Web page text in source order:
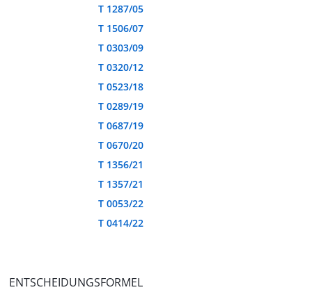
T 1287/05
T 1506/07
T 0303/09
T 0320/12
T 0523/18
T 0289/19
T 0687/19
T 0670/20
T 1356/21
T 1357/21
T 0053/22
T 0414/22
ENTSCHEIDUNGSFORMEL